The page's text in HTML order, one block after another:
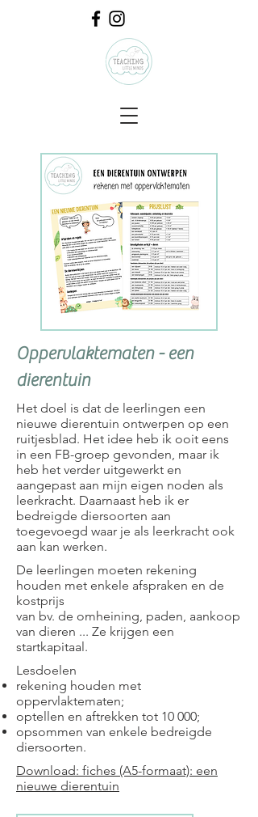
Oppervlaktematen - een
dierentuin
Het doel is dat de leerlingen een
nieuwe dierentuin ontwerpen op een
ruitjesblad. Het idee heb ik ooit eens
in een FB-groep gevonden, maar ik
heb het verder uitgewerkt en
aangepast aan mijn eigen noden als
leerkracht. Daarnaast heb ik er
bedreigde diersoorten aan
toegevoegd waar je als leerkracht ook
aan kan werken.
De leerlingen moeten rekening
houden met enkele afspraken en de
kostprijs
van bv. de omheining, paden, aankoop
van dieren ... Ze krijgen een
startkapitaal.
Lesdoelen
rekening houden met
oppervlaktematen;
optellen en aftrekken tot 10 000;
opsommen van enkele bedreigde
diersoorten.
Download: fiches (A5-formaat): een
nieuwe dierentuin